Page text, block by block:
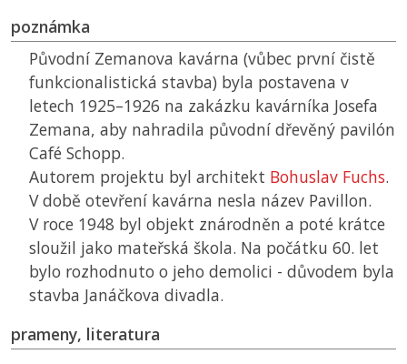
poznámka
Původní Zemanova kavárna (vůbec první čistě
funkcionalistická stavba) byla postavena v
letech 1925–1926 na zakázku kavárníka Josefa
Zemana, aby nahradila původní dřevěný pavilón
Café Schopp.
Autorem projektu byl architekt Bohuslav Fuchs.
V době otevření kavárna nesla název Pavillon.
V roce 1948 byl objekt znárodněn a poté krátce
sloužil jako mateřská škola. Na počátku 60. let
bylo rozhodnuto o jeho demolici - důvodem byla
stavba Janáčkova divadla.
prameny, literatura